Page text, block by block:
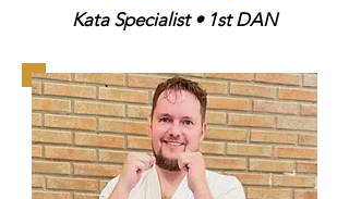
Kata Specialist • 1st DAN